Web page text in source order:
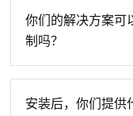
你们的解决方案可
制吗？
安装后，你们提供